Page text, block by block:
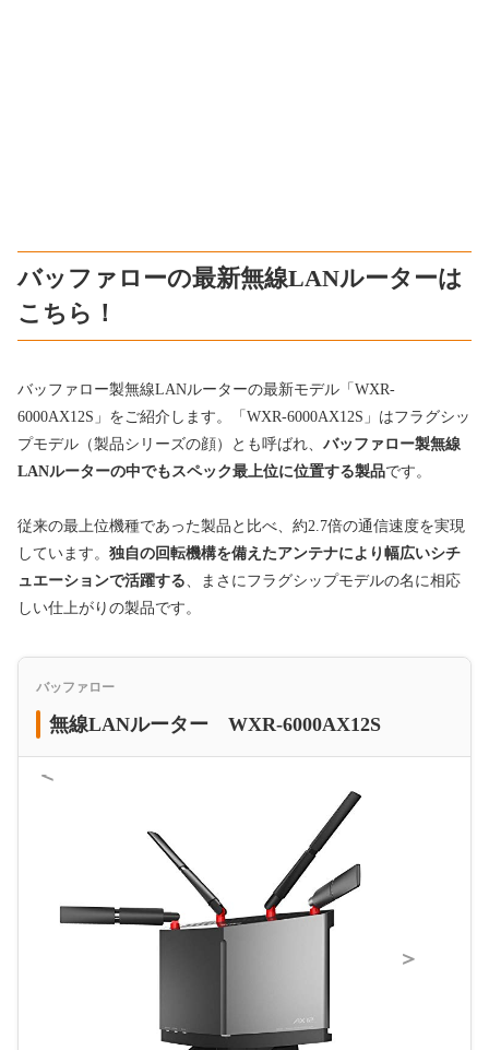
バッファローの最新無線LANルーターは
こちら！
バッファロー製無線LANルーターの最新モデル「WXR-
6000AX12S」をご紹介します。「WXR-6000AX12S」はフラグシッ
プモデル（製品シリーズの顔）とも呼ばれ、 バッファロー製無線
LANルーターの中でもスペック最上位に位置する製品です。
従来の最上位機種であった製品と比べ、約2.7倍の通信速度を実現
しています。 独自の回転機構を備えたアンテナにより幅広いシチ
ュエーションで活躍する、まさにフラグシップモデルの名に相応
しい仕上がりの製品です。
バッファロー
無線LANルーター WXR-6000AX12S
＜
＞